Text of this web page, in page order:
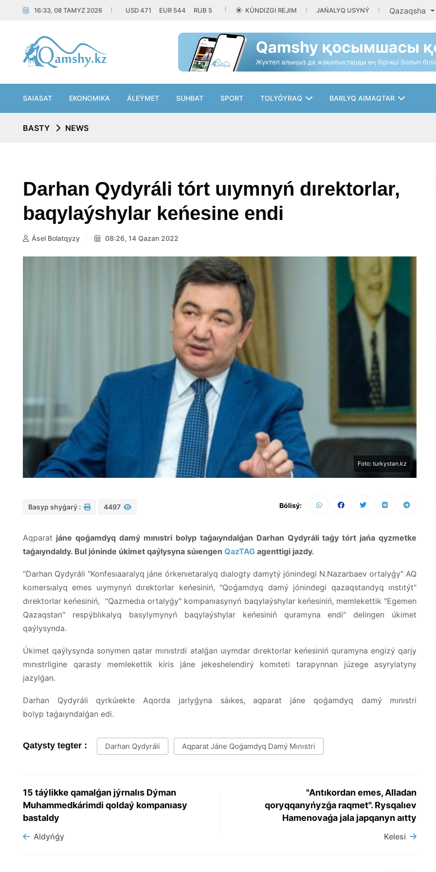
16:33, 08 TAMYZ 2026 USD471 EUR 544 RUB 5 KÚNDIZGI REJIM JAŃALYQ USYNÝ Qazaqsha
SAIASAT EKONOMIKA ÁLEÝMET SUHBAT SPORT TOLYǴYRAQ BARLYQ AIMAQTAR
BASTY NEWS
Darhan Qydyráli tórt uıymnyń dırektorlar,
baqylaýshylar keńesine endi
Ásel Bolatqyzy 08:26, 14 Qazan 2022
Foto: turkystan.kz
Basyp shyǵarý : 4497 Bólisý:
Aqparat jáne qoǵamdyq damý mınıstri bolyp taǵaıyndalǵan Darhan Qydyráli taǵy tórt jańa qyzmetke
taǵaıyndaldy. Bul jóninde úkimet qaýlysyna súıengen QazTAG agenttigi jazdy.
"Darhan Qydyráli "Konfesıaaralyq jáne órkenıetaralyq dıalogty damytý jónindegi N.Nazarbaev ortalyǵy" AQ
komersıalyq emes uıymynyń dırektorlar keńesiniń, "Qoǵamdyq damý jónindegi qazaqstandyq ınstıtýt"
dırektorlar keńesiniń, "Qazmedıa ortalyǵy" kompanıasynyń baqylaýshylar keńesiniń, memlekettik "Egemen
Qazaqstan" respýblıkalyq basylymynyń baqylaýshylar keńesiniń quramyna endi" delingen úkimet
qaýlysynda.
Úkimet qaýlysynda sonymen qatar mınıstrdi atalǵan uıymdar dırektorlar keńesiniń quramyna engizý qarjy
mınıstrligine qarasty memlekettik kiris jáne jekeshelendirý komıteti tarapynnan júzege asyrylatyny
jazylǵan.
Darhan Qydyráli qyrkúıekte Aqorda jarlyǵyna sáıkes, aqparat jáne qoǵamdyq damý mınıstri
bolyp taǵaıyndalǵan edi.
Qatysty tegter : Darhan Qydyráli Aqparat Jáne Qoǵamdyq Damý Mınıstri
15 táýlikke qamalǵan jýrnalıs Dýman
Muhammedkárimdi qoldaý kompanıasy
bastaldy
Aldyńǵy
"Antıkordan emes, Alladan
qoryqqanyńyzǵa raqmet". Rysqalıev
Hamenovaǵa jala japqanyn aıtty
Kelesi